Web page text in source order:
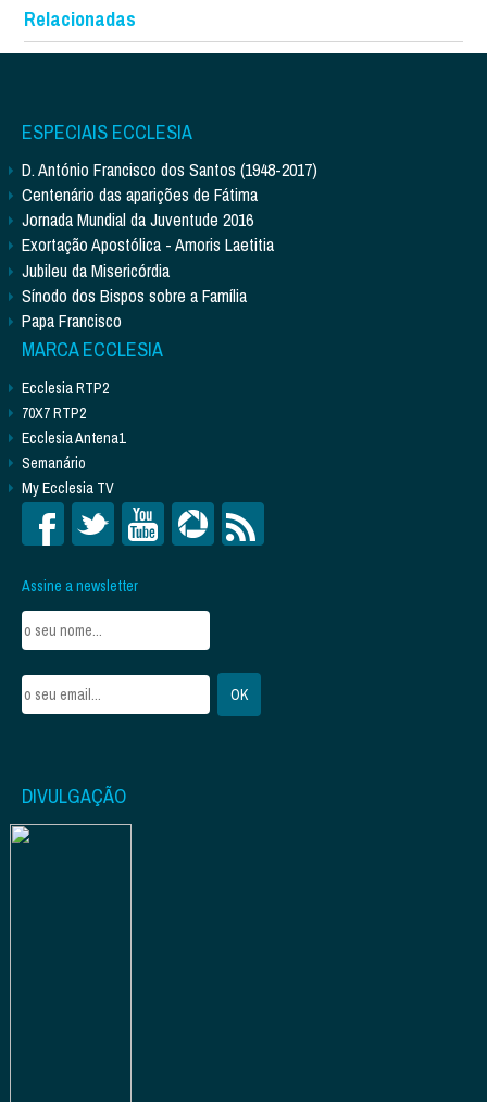
Relacionadas
ESPECIAIS ECCLESIA
D. António Francisco dos Santos (1948-2017)
Centenário das aparições de Fátima
Jornada Mundial da Juventude 2016
Exortação Apostólica - Amoris Laetitia
Jubileu da Misericórdia
Sínodo dos Bispos sobre a Família
Papa Francisco
MARCA ECCLESIA
Ecclesia RTP2
70X7 RTP2
Ecclesia Antena1
Semanário
My Ecclesia TV
Assine a newsletter
DIVULGAÇÃO